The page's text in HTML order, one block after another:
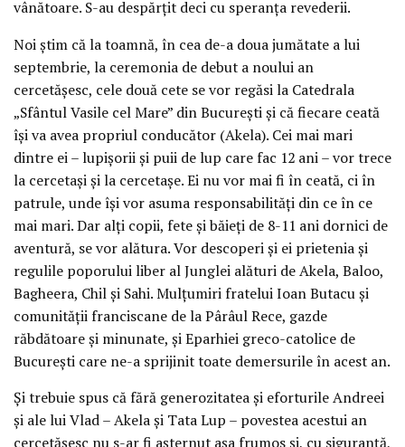
vânătoare. S-au despărțit deci cu speranța revederii.
Noi știm că la toamnă, în cea de-a doua jumătate a lui
septembrie, la ceremonia de debut a noului an
cercetășesc, cele două cete se vor regăsi la Catedrala
„Sfântul Vasile cel Mare” din București și că fiecare ceată
își va avea propriul conducător (Akela). Cei mai mari
dintre ei – lupișorii și puii de lup care fac 12 ani – vor trece
la cercetași și la cercetașe. Ei nu vor mai fi în ceată, ci în
patrule, unde își vor asuma responsabilități din ce în ce
mai mari. Dar alți copii, fete și băieți de 8-11 ani dornici de
aventură, se vor alătura. Vor descoperi și ei prietenia și
regulile poporului liber al Junglei alături de Akela, Baloo,
Bagheera, Chil și Sahi. Mulțumiri fratelui Ioan Butacu și
comunității franciscane de la Pârâul Rece, gazde
răbdătoare și minunate, și Eparhiei greco-catolice de
București care ne-a sprijinit toate demersurile în acest an.
Și trebuie spus că fără generozitatea și eforturile Andreei
și ale lui Vlad – Akela și Tata Lup – povestea acestui an
cercetășesc nu s-ar fi așternut așa frumos și, cu siguranță,